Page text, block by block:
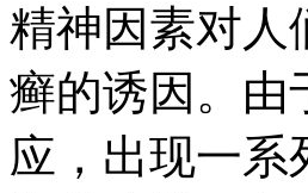
精神因素对人
癣的诱因。由
应，出现一系